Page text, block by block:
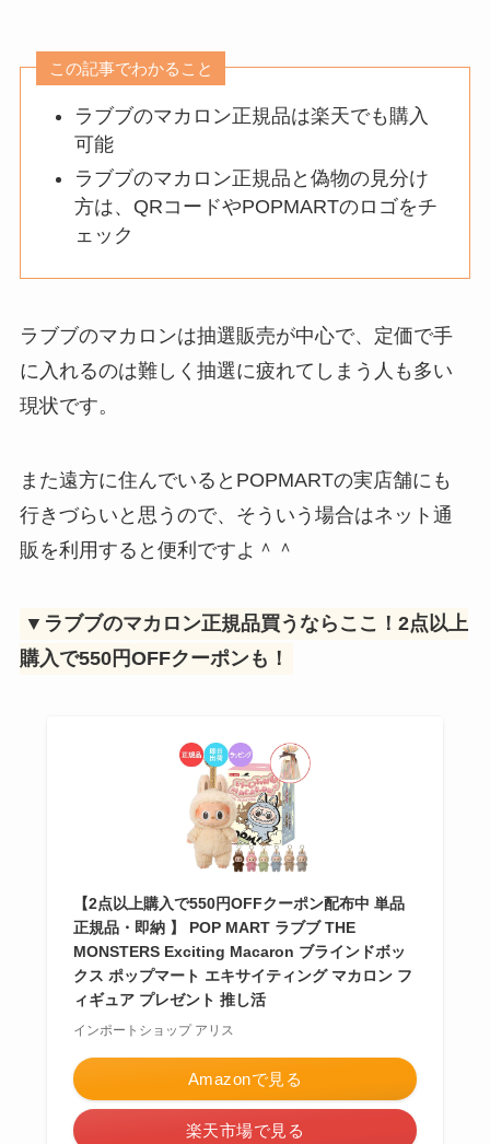
この記事でわかること
ラブブのマカロン正規品は楽天でも購入
可能
ラブブのマカロン正規品と偽物の見分け
方は、QRコードやPOPMARTのロゴをチ
ェック
ラブブのマカロンは抽選販売が中心で、定価で手
に入れるのは難しく抽選に疲れてしまう人も多い
現状です。
また遠方に住んでいるとPOPMARTの実店舗にも
行きづらいと思うので、そういう場合はネット通
販を利用すると便利ですよ＾＾
▼ラブブのマカロン正規品買うならここ！2点以上
購入で550円OFFクーポンも！
【2点以上購入で550円OFFクーポン配布中 単品
正規品・即納 】 POP MART ラブブ THE
MONSTERS Exciting Macaron ブラインドボッ
クス ポップマート エキサイティング マカロン フ
ィギュア プレゼント 推し活
インポートショップ アリス
Amazonで見る
楽天市場で見る